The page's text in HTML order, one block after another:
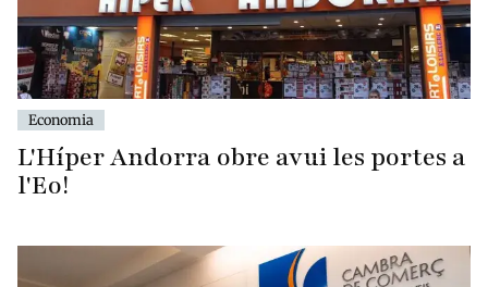
Economia
L'Híper Andorra obre avui les portes a
l'Eo!